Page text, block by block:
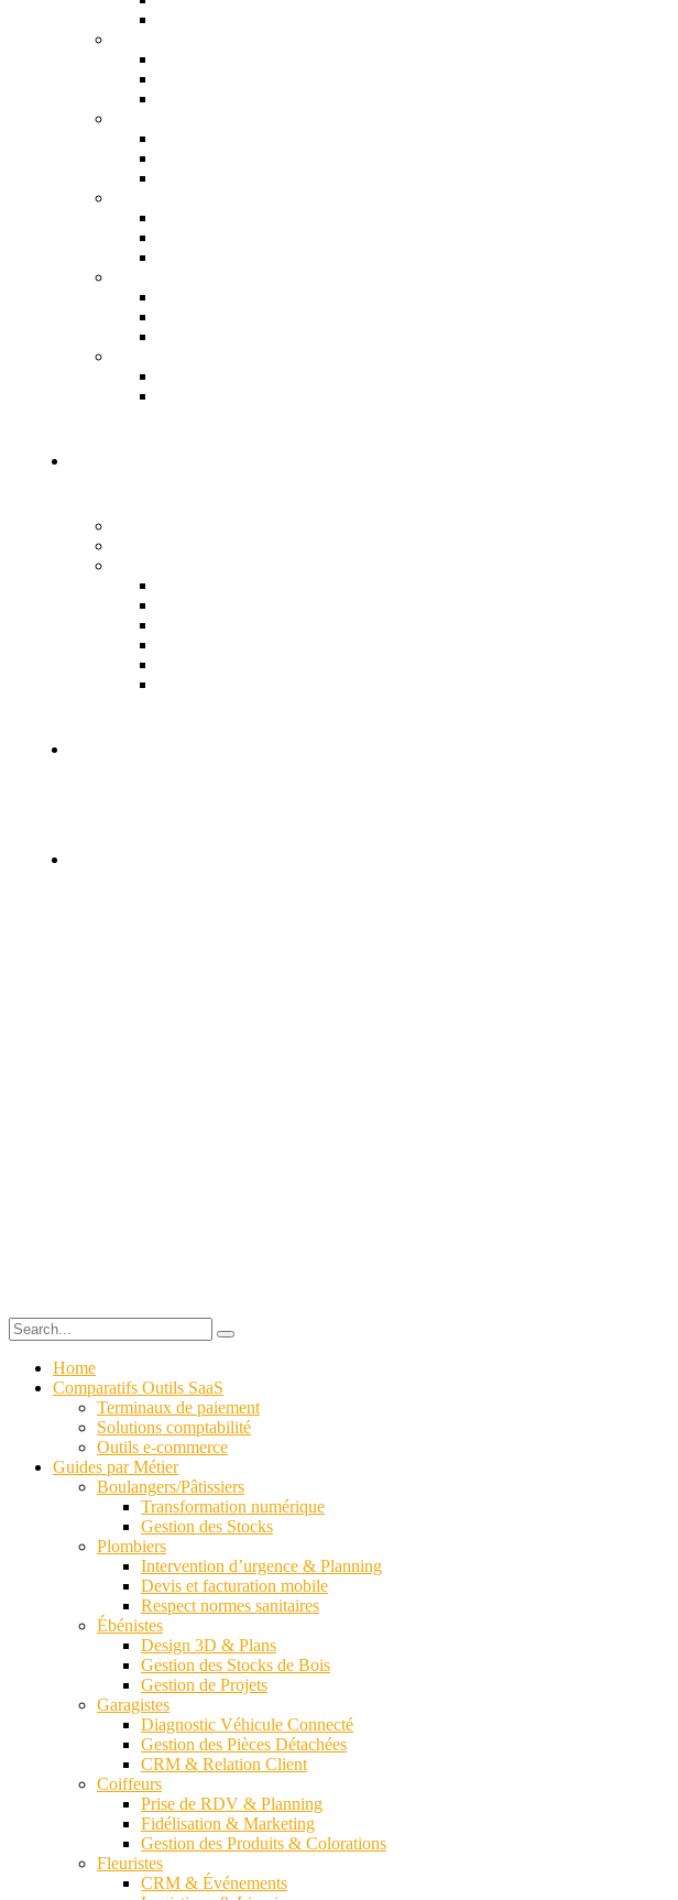
Home
Comparatifs Outils SaaS
Terminaux de paiement
Solutions comptabilité
Outils e-commerce
Guides par Métier
Boulangers/Pâtissiers
Transformation numérique
Gestion des Stocks
Plombiers
Intervention d’urgence & Planning
Devis et facturation mobile
Respect normes sanitaires
Ébénistes
Design 3D & Plans
Gestion des Stocks de Bois
Gestion de Projets
Garagistes
Diagnostic Véhicule Connecté
Gestion des Pièces Détachées
CRM & Relation Client
Coiffeurs
Prise de RDV & Planning
Fidélisation & Marketing
Gestion des Produits & Colorations
Fleuristes
CRM & Événements